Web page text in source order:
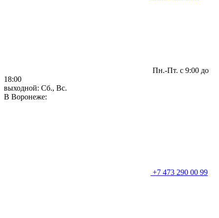
Пн.-Пт. с 9:00 до
18:00
выходной: Сб., Вс.
В Воронеже:
+7 473 290 00 99